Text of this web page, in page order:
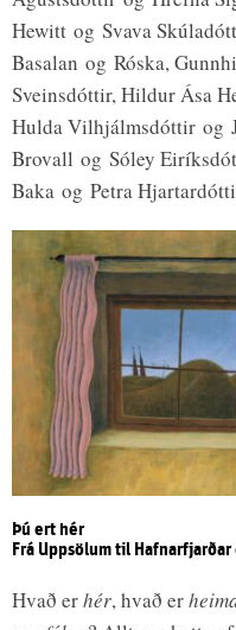
Hewitt og Svava
Basalan og Róska,
Sveinsdóttir, Hildur Ása
Hulda Vilhjálmsdóttir og
Brovall og Sóley
Baka og Petra
Þú ert hér
Frá Uppsölum til
Hvað erhér, hvað er